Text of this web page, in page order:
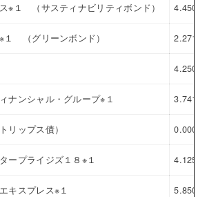
※１ （サスティナビリティボンド） 4.450%
１ （グリーンボンド） 2.271%
4.250%
ナンシャル・グループ※１ 3.741%
リップス債） 0.000%
ープライジズ１８※１ 4.125%
キスプレス※１ 5.850%